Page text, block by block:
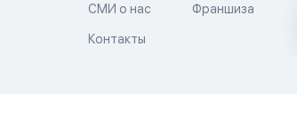
СМИ о нас
Контакты
Франшиза